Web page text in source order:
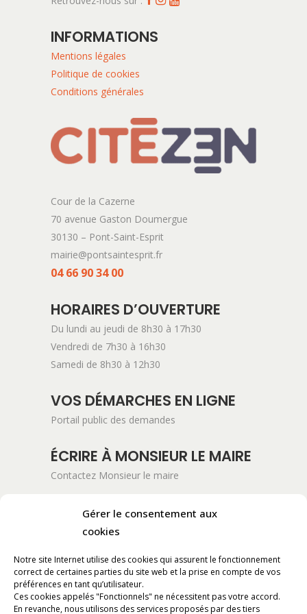
Gérer le consentement aux
cookies
Notre site Internet utilise des cookies qui assurent le fonctionnement
correct de certaines parties du site web et la prise en compte de vos
préférences en tant qu’utilisateur.
Ces cookies appelés "Fonctionnels" ne nécessitent pas votre accord.
En revanche, nous utilisons des services proposés par des tiers
INFORMATIONS
Mentions légales
Politique de cookies
Conditions générales
Cour de la Cazerne
70 avenue Gaston Doumergue
30130 – Pont-Saint-Esprit
mairie@pontsaintesprit.fr
04 66 90 34 00
HORAIRES D’OUVERTURE
Du lundi au jeudi de 8h30 à 17h30
Vendredi de 7h30 à 16h30
Samedi de 8h30 à 12h30
VOS DÉMARCHES EN LIGNE
Portail public des demandes
ÉCRIRE À MONSIEUR LE MAIRE
Contactez Monsieur le maire
ADRESSE POSTALE
Mairie de Pont-Saint-Esprit
BP 11061
30130 Pont-Saint-Esprit